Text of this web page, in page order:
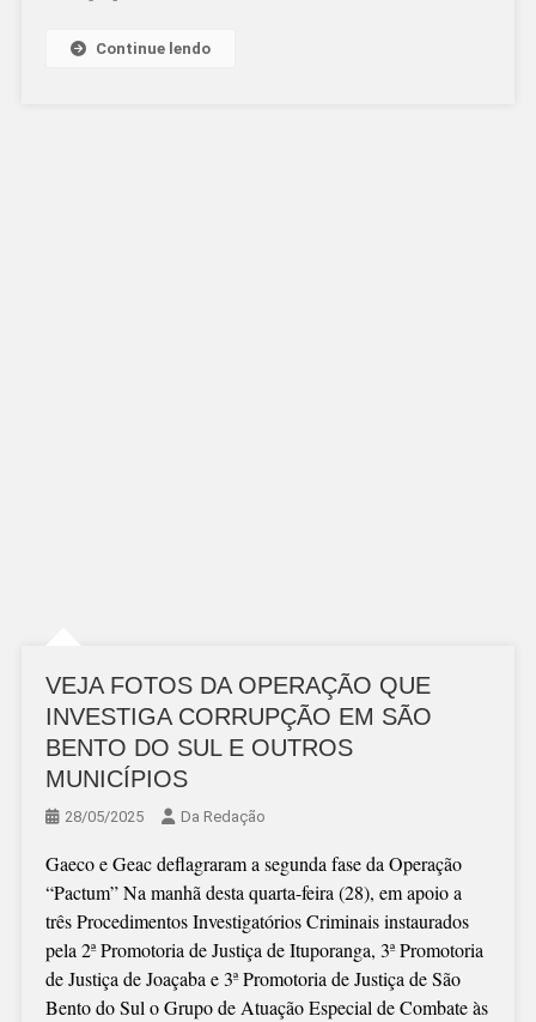
Continue lendo
VEJA FOTOS DA OPERAÇÃO QUE
INVESTIGA CORRUPÇÃO EM SÃO
BENTO DO SUL E OUTROS
MUNICÍPIOS
28/05/2025 Da Redação
Gaeco e Geac deflagraram a segunda fase da Operação
“Pactum” Na manhã desta quarta-feira (28), em apoio a
três Procedimentos Investigatórios Criminais instaurados
pela 2ª Promotoria de Justiça de Ituporanga, 3ª Promotoria
de Justiça de Joaçaba e 3ª Promotoria de Justiça de São
Bento do Sul o Grupo de Atuação Especial de Combate às